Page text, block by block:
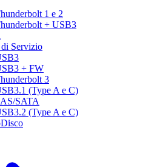
1 e 2
+ USB3
Servizio
+ FW
3
(Type A e C)
SATA
(Type A e C)